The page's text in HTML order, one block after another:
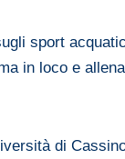
sport
in loco e
di